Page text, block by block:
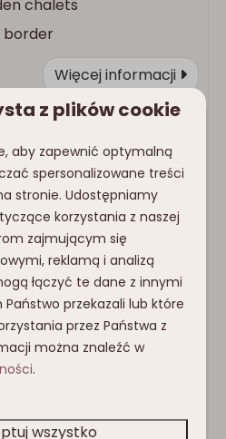
chalets
border
Więcej informacji
8,9
Od
606 €
|
Lodge | 4+2
Karinthië,
z plików cookie
aby zapewnić optymalną
spersonalizowane treści
stronie. Udostępniamy
korzystania z naszej
zajmującym się
reklamą i analizą
łączyć te dane z innymi
przekazali lub które
przez Państwa z
można znaleźć w
.
wszystko